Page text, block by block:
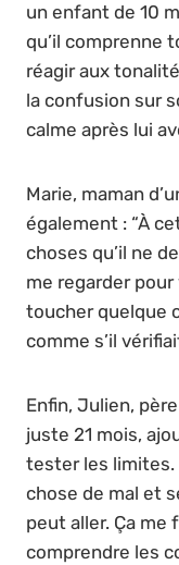
un enfant de 10
qu’il comprenne
réagir aux
la confusion sur
calme après lui
Marie, maman
également : “À
choses qu’il ne
me regarder
toucher quelque
comme s’il
Enfin, Julien,
juste 21 mois,
tester les limites.
chose de mal et
peut aller. Ça me
comprendre les